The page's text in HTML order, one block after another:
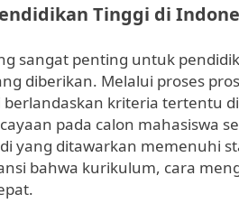
Tinggi di
sangat penting untuk
diberikan. Melalui proses
kriteria tertentu
pada calon mahasiswa
yang ditawarkan memenuhi
bahwa kurikulum, cara